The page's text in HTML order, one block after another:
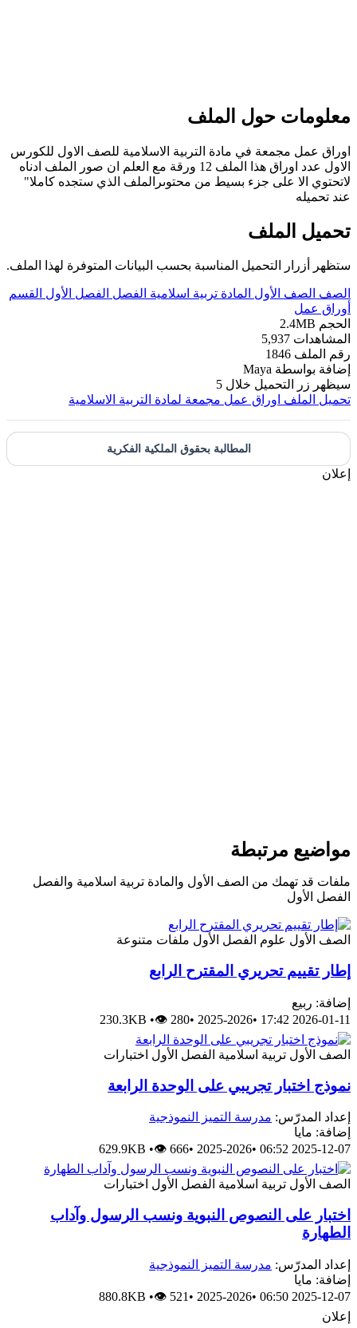
معلومات حول الملف
اوراق عمل مجمعة في مادة التربية الاسلامية للصف الاول للكورس
الاول عدد اوراق هذا الملف 12 ورقة مع العلم ان صور الملف ادناه
لاتحتوي الا على جزء بسيط من محتوىرالملف الذي ستجده كاملا"
عند تحميله
تحميل الملف
ستظهر أزرار التحميل المناسبة بحسب البيانات المتوفرة لهذا الملف.
الصف الصف الأول المادة تربية اسلامية الفصل الفصل الأول
القسم
أوراق عمل
الحجم 2.4MB
المشاهدات 5,937
رقم الملف 1846
إضافة بواسطة Maya
سيظهر زر التحميل خلال 5
تحميل الملف
اوراق عمل مجمعة لمادة التربية الاسلامية
المطالبة بحقوق الملكية الفكرية
إعلان
مواضيع مرتبطة
ملفات قد تهمك من الصف الأول والمادة تربية اسلامية والفصل
الفصل الأول
الصف الأول علوم الفصل الأول ملفات متنوعة
إطار تقييم تحريري المقترح الرابع
إضافة: ربيع
2026-01-11 17:42
•
2025-2026
•
230.3KB •👁 280
الصف الأول تربية اسلامية الفصل الأول اختبارات
نموذج اختبار تجريبي على الوحدة الرابعة
إعداد المدرّس: مدرسة التميز النموذجية
إضافة: مايا
2025-12-07 06:52
•
2025-2026
•
629.9KB •👁 666
الصف الأول تربية اسلامية الفصل الأول اختبارات
اختبار على النصوص النبوية ونسب الرسول وآداب
الطهارة
إعداد المدرّس: مدرسة التميز النموذجية
إضافة: مايا
2025-12-07 06:50
•
2025-2026
•
880.8KB •👁 521
إعلان